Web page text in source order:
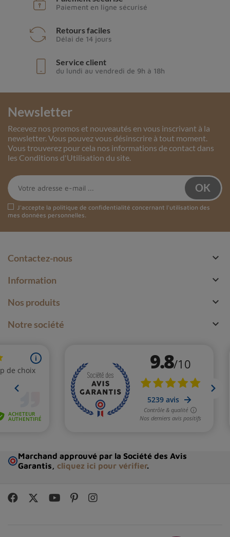
Paiement en ligne sécurisé
Retours faciles
Délai de 14 jours
Service client
du lundi au vendredi de 9h à 18h
Newsletter
Recevez nos promos et nouveautés en vous inscrivant à la
newsletter. Vous pouvez vous désinscrire à tout moment.
Vous trouverez pour cela nos informations de contact dans
les Conditions d'Utilisation du site.
J'accepte la politique de confidentialité concernant l'utilisation des
mes données personnelles.
Contactez-nous 
Information 
Nos produits 
Notre société 
Marchand approuvé par la Société des Avis
Garantis, cliquez ici pour vérifier.